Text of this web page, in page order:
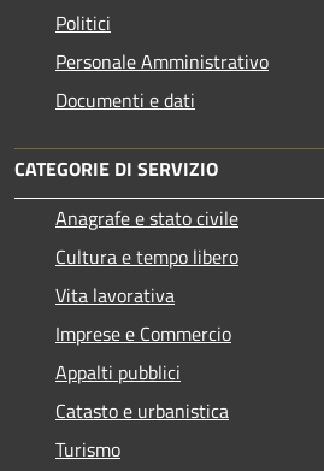
Politici
Personale Amministrativo
Documenti e dati
CATEGORIE DI SERVIZIO
Anagrafe e stato civile
Cultura e tempo libero
Vita lavorativa
Imprese e Commercio
Appalti pubblici
Catasto e urbanistica
Turismo